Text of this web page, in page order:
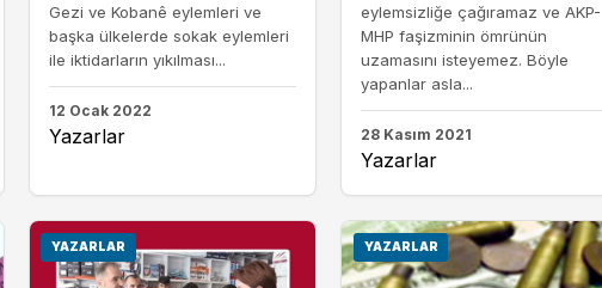
Gezi ve Kobanê eylemleri ve
başka ülkelerde sokak eylemleri
ile iktidarların yıkılması...
12 Ocak 2022
Yazarlar
eylemsizliğe çağıramaz ve AKP-
MHP faşizminin ömrünün
uzamasını isteyemez. Böyle
yapanlar asla...
28 Kasım 2021
Yazarlar
YAZARLAR YAZARLAR